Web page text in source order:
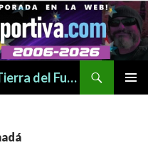
LaBestiaDeportiva.com, de Tierra del Fuego para todo el mundo